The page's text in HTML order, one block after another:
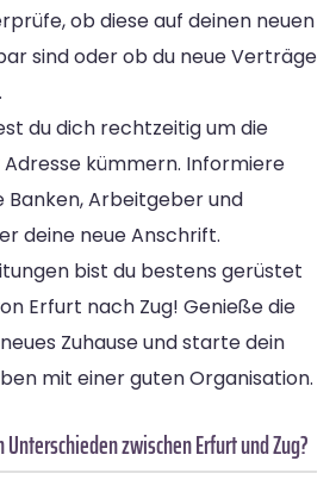
ob diese auf deinen neuen
sind oder ob du neue Verträge
du dich rechtzeitig um die
kümmern. Informiere
Banken, Arbeitgeber und
deine neue Anschrift.
bist du bestens gerüstet
Erfurt nach Zug! Genieße die
Zuhause und starte dein
mit einer guten Organisation.
zwischen Erfurt und Zug?